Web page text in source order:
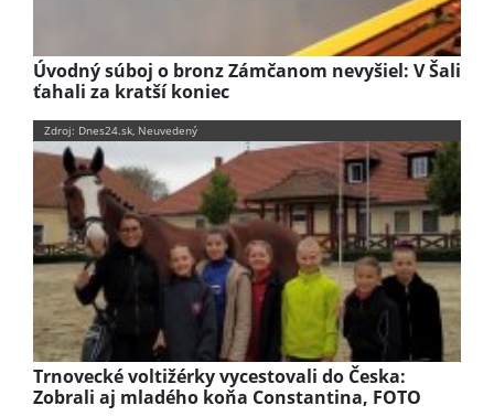
Úvodný súboj o bronz Zámčanom nevyšiel: V Šali
ťahali za kratší koniec
Zdroj: Dnes24.sk, Neuvedený
Trnovecké voltižérky vycestovali do Česka:
Zobrali aj mladého koňa Constantina, FOTO